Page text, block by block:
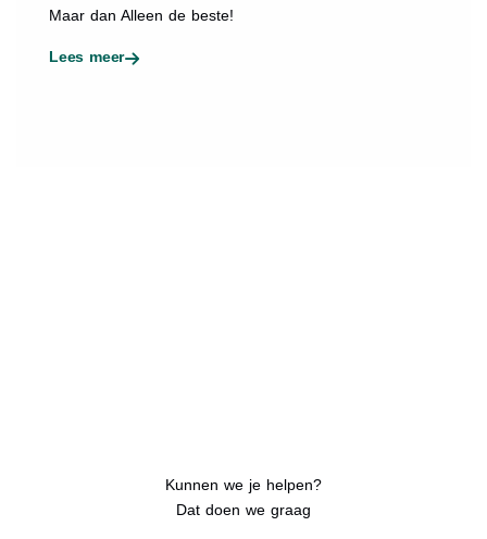
Maar dan Alleen de beste!
Lees meer
Kunnen we je helpen?
Dat doen we graag